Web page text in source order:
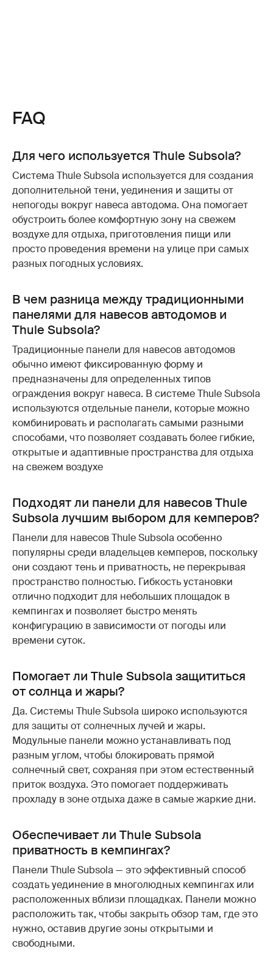
FAQ
Для чего используется Thule Subsola?
Система Thule Subsola используется для создания
дополнительной тени, уединения и защиты от
непогоды вокруг навеса автодома. Она помогает
обустроить более комфортную зону на свежем
воздухе для отдыха, приготовления пищи или
просто проведения времени на улице при самых
разных погодных условиях.
В чем разница между традиционными
панелями для навесов автодомов и
Thule Subsola?
Традиционные панели для навесов автодомов
обычно имеют фиксированную форму и
предназначены для определенных типов
ограждения вокруг навеса. В системе Thule Subsola
используются отдельные панели, которые можно
комбинировать и располагать самыми разными
способами, что позволяет создавать более гибкие,
открытые и адаптивные пространства для отдыха
на свежем воздухе
Подходят ли панели для навесов Thule
Subsola лучшим выбором для кемперов?
Панели для навесов Thule Subsola особенно
популярны среди владельцев кемперов, поскольку
они создают тень и приватность, не перекрывая
пространство полностью. Гибкость установки
отлично подходит для небольших площадок в
кемпингах и позволяет быстро менять
конфигурацию в зависимости от погоды или
времени суток.
Помогает ли Thule Subsola защититься
от солнца и жары?
Да. Системы Thule Subsola широко используются
для защиты от солнечных лучей и жары.
Модульные панели можно устанавливать под
разным углом, чтобы блокировать прямой
солнечный свет, сохраняя при этом естественный
приток воздуха. Это помогает поддерживать
прохладу в зоне отдыха даже в самые жаркие дни.
Обеспечивает ли Thule Subsola
приватность в кемпингах?
Панели Thule Subsola — это эффективный способ
создать уединение в многолюдных кемпингах или
расположенных вблизи площадках. Панели можно
расположить так, чтобы закрыть обзор там, где это
нужно, оставив другие зоны открытыми и
свободными.